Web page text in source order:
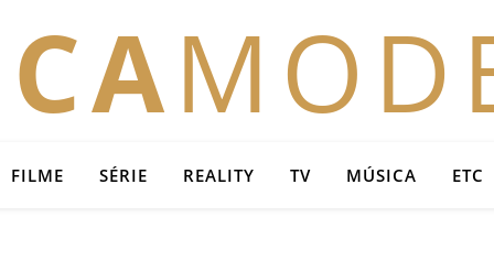
FILME SÉRIE REALITY TV MÚSICA ETC